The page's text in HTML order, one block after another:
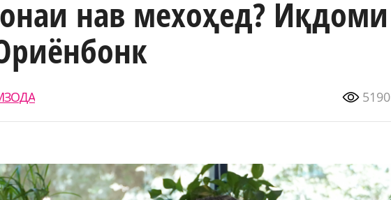
нав мехоҳед? Иқдоми
5190